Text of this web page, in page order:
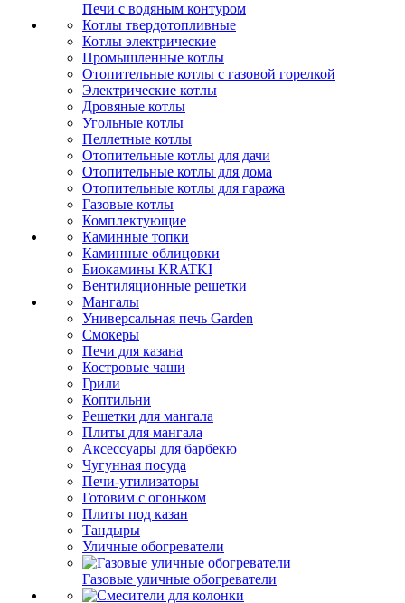
Печи с водяным контуром
Котлы твердотопливные
Котлы электрические
Промышленные котлы
Отопительные котлы с газовой горелкой
Электрические котлы
Дровяные котлы
Угольные котлы
Пеллетные котлы
Отопительные котлы для дачи
Отопительные котлы для дома
Отопительные котлы для гаража
Газовые котлы
Комплектующие
Каминные топки
Каминные облицовки
Биокамины KRATKI
Вентиляционные решетки
Мангалы
Универсальная печь Garden
Смокеры
Печи для казана
Костровые чаши
Грили
Коптильни
Решетки для мангала
Плиты для мангала
Аксессуары для барбекю
Чугунная посуда
Печи-утилизаторы
Готовим с огоньком
Плиты под казан
Тандыры
Уличные обогреватели
Газовые уличные обогреватели